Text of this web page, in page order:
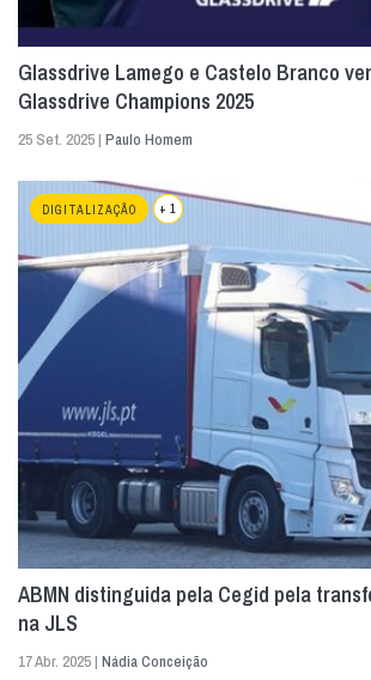
Glassdrive Lamego e Castelo Branco
Glassdrive Champions 2025
25 Set. 2025 | Paulo Homem
DIGITALIZAÇÃO + 1
ABMN distinguida pela Cegid pela
na JLS
17 Abr. 2025 | Nádia Conceição